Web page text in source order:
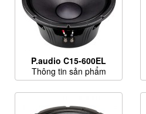
P.audio C15-600EL
Thông tin sản phẩm